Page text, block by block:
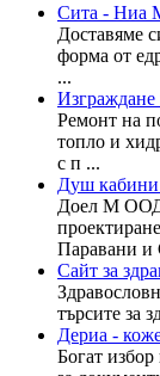
Сита - Ниа
Доставяме
форма от
...
Ремонт на
топло и
с п ...
Душ
Доел М ООД
Паравани и
Сайт за
търсите за
Дериа -
Богат